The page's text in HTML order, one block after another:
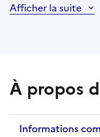
Afficher la suite
À propos
Informations